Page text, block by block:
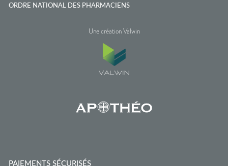
ORDRE NATIONAL DES PHARMACIENS
Une création Valwin
PAIEMENTS SÉCURISÉS